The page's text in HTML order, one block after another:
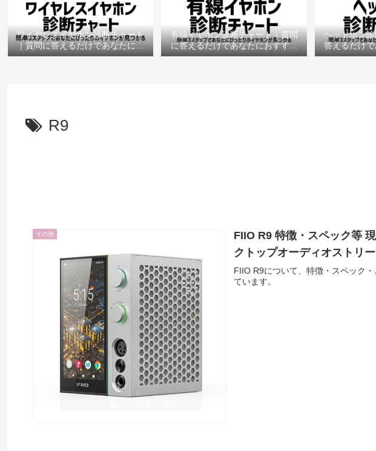
ワイヤレスイヤホン診断チャート
｜質問に答えるだけであなたにお
すすめの機種がわかる
有線イヤホン診断チャート｜質問
に答えるだけであなたにおすすめ
の機種がわかる
ヘッドホン
答えるだけ
機
R9
その他
FIIO R9 特徴・スペック等
クトップオーディオストリ
FIIO R9について、特徴・スペック
ています。